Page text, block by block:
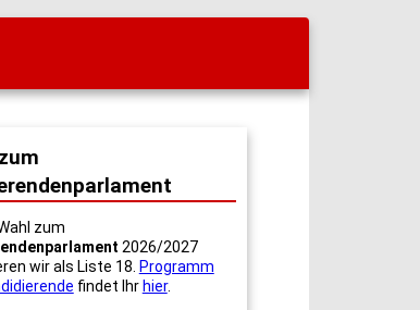
zum
2026/2027
wir als Liste 18. Programm
findet Ihr hier.